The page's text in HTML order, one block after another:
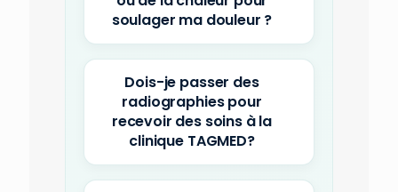
soulager ma douleur ?
Dois-je passer des
radiographies pour
recevoir des soins à la
clinique TAGMED?